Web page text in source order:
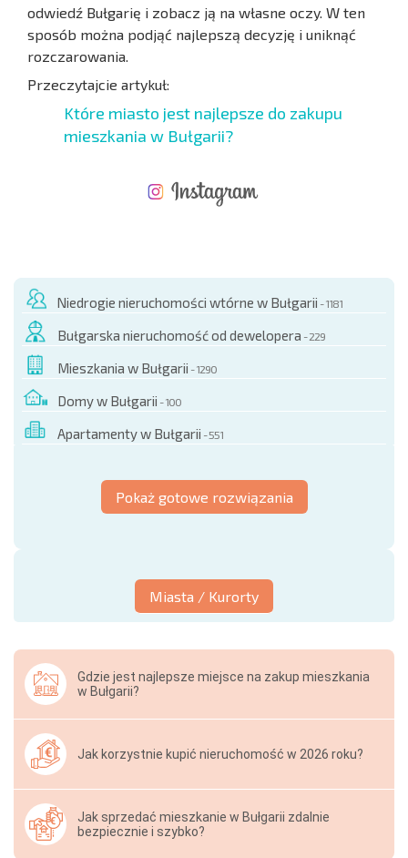
odwiedź Bułgarię i zobacz ją na własne oczy. W ten
sposób można podjąć najlepszą decyzję i uniknąć
rozczarowania.
Przeczytajcie artykuł:
Które miasto jest najlepsze do zakupu
mieszkania w Bułgarii?
Niedrogie nieruchomości wtórne w Bułgarii - 1181
Bułgarska nieruchomość od dewelopera - 229
Mieszkania w Bułgarii - 1290
Domy w Bułgarii - 100
Apartamenty w Bułgarii - 551
Pokaż gotowe rozwiązania
Miasta / Kurorty
Gdzie jest najlepsze miejsce na zakup mieszkania
w Bułgarii?
Jak korzystnie kupić nieruchomość w 2026 roku?
Jak sprzedać mieszkanie w Bułgarii zdalnie
bezpiecznie i szybko?